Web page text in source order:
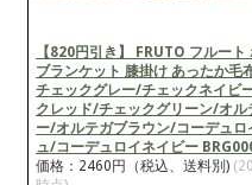
【820円引き】 FRUTO フルート
ブランケット 膝掛け あったか毛
チェックグレー/チェックネイビ
クレッド/チェックグリーン/オル
ー/オルテガブラウン/コーデュロ
ュ/コーデュロイネイビー
価格：2460円（税込、送料別)